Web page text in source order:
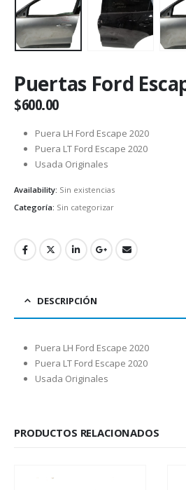
Puertas Ford
$600.00
Puera LH Ford Escape 2020
Puera LT Ford Escape 2020
Usada Originales
Availability: Sin existencias
Categoría: Sin categorizar
DESCRIPCIÓN
Puera LH Ford Escape 2020
Puera LT Ford Escape 2020
Usada Originales
PRODUCTOS RELACIONADOS